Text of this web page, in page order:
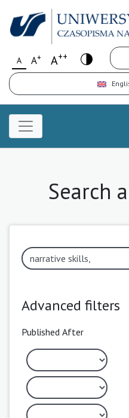
A A+ A++
Search
Advanced filters
Published After